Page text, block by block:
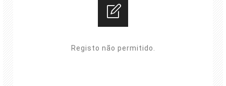
Registo não permitido.